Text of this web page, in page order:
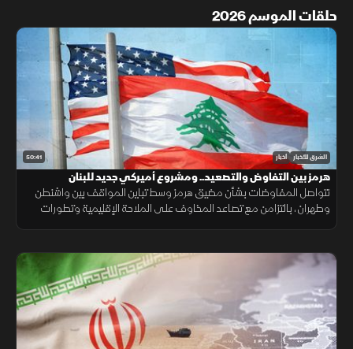
حلقات الموسم 2026
50:41 الشرق للأخبار أخبار
هرمز بين التفاوض والتصعيد.. ومشروع أميركي جديد للبنان
تتواصل المفاوضات بشأن مضيق هرمز وسط تباين المواقف بين واشنطن
وطهران، بالتزامن مع تصاعد المخاوف على الملاحة الإقليمية وتطورات